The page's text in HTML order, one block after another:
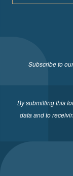
Subscribe to
By submitting this
data and to